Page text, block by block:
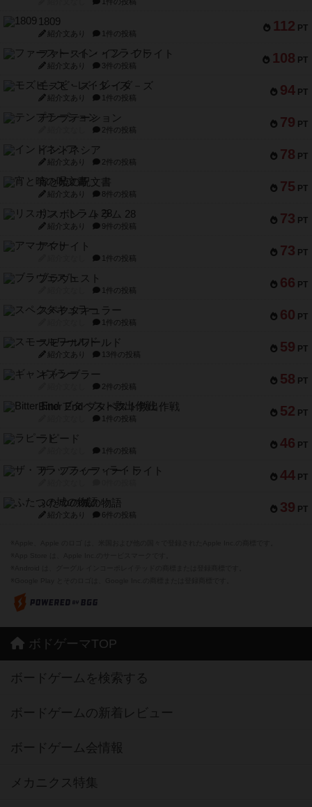
1件の投稿
112 PT
1809
紹介文あり 1件の投稿
108 PT
ファースト・イン・フライト
紹介文あり 3件の投稿
94 PT
モズビ－ズ・レイダ－ズ
紹介文あり 1件の投稿
79 PT
テンプテーション
2件の投稿
78 PT
インドネシア
紹介文あり 2件の投稿
75 PT
宵と暁の呪文書
紹介文あり 8件の投稿
73 PT
リスボン・トラム 28
紹介文あり 9件の投稿
73 PT
アマナイト
1件の投稿
66 PT
ブラヴェスト
1件の投稿
60 PT
スペクタキュラー
1件の投稿
59 PT
スモールワールド
紹介文あり 13件の投稿
58 PT
ギャンブラー
2件の投稿
52 PT
Bitter End ブタペスト救出作戦
1件の投稿
46 PT
ラピード
1件の投稿
44 PT
ザ・フラッフィー・ライト
39 PT
ふたつの城の物語
紹介文あり 6件の投稿
ボドゲーマTOP
ボードゲームを検索する
ボードゲームの新着レビュー
ボードゲーム会情報
メカニクス特集